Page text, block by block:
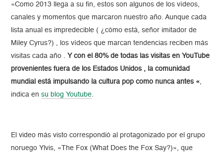
«Como 2013 llega a su fin, estos son algunos de los vídeos,
canales y momentos que marcaron nuestro año. Aunque cada
lista anual es impredecible ( ¿cómo está, señor imitador de
Miley Cyrus?) , los vídeos que marcan tendencias reciben más
visitas cada año .Y con el 80% de todas las visitas en YouTube
provenientes fuera de los Estados Unidos , la comunidad
mundial está impulsando la cultura pop como nunca antes «
indica ensu blog Youtube
El video más visto correspondió al protagonizado por el grupo
noruego Ylvis, «The Fox (What Does the Fox Say?)», que